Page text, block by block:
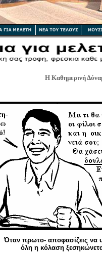
Η Καθημερινή
Όταν πρωτο- αποφασίζεις να
όλη η κόλαση